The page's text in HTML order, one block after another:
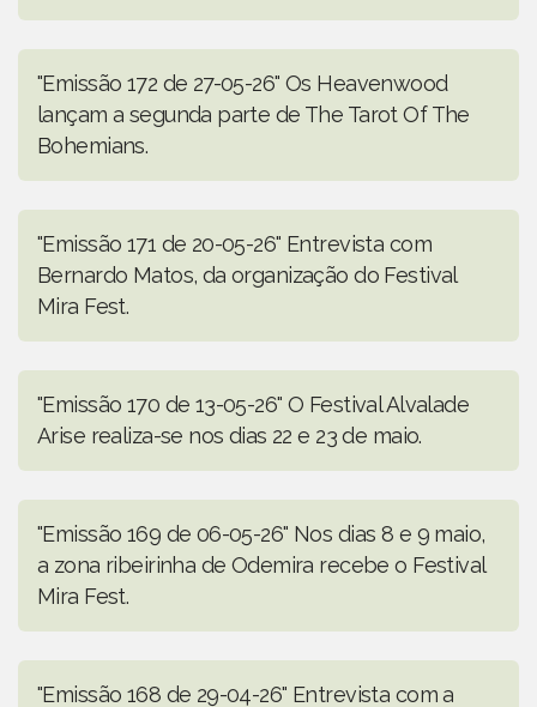
"Emissão 172 de 27-05-26" Os Heavenwood
lançam a segunda parte de The Tarot Of The
Bohemians.
"Emissão 171 de 20-05-26" Entrevista com
Bernardo Matos, da organização do Festival
Mira Fest.
"Emissão 170 de 13-05-26" O Festival Alvalade
Arise realiza-se nos dias 22 e 23 de maio.
"Emissão 169 de 06-05-26" Nos dias 8 e 9 maio,
a zona ribeirinha de Odemira recebe o Festival
Mira Fest.
"Emissão 168 de 29-04-26" Entrevista com a